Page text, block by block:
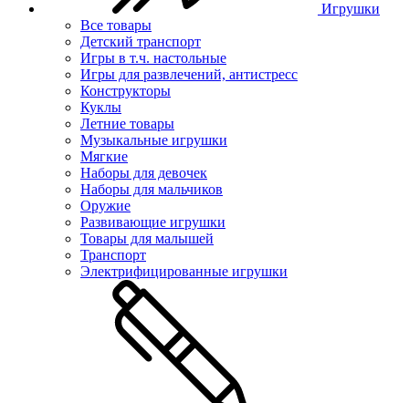
Игрушки
Все товары
Детский транспорт
Игры в т.ч. настольные
Игры для развлечений, антистресс
Конструкторы
Куклы
Летние товары
Музыкальные игрушки
Мягкие
Наборы для девочек
Наборы для мальчиков
Оружие
Развивающие игрушки
Товары для малышей
Транспорт
Электрифицированные игрушки